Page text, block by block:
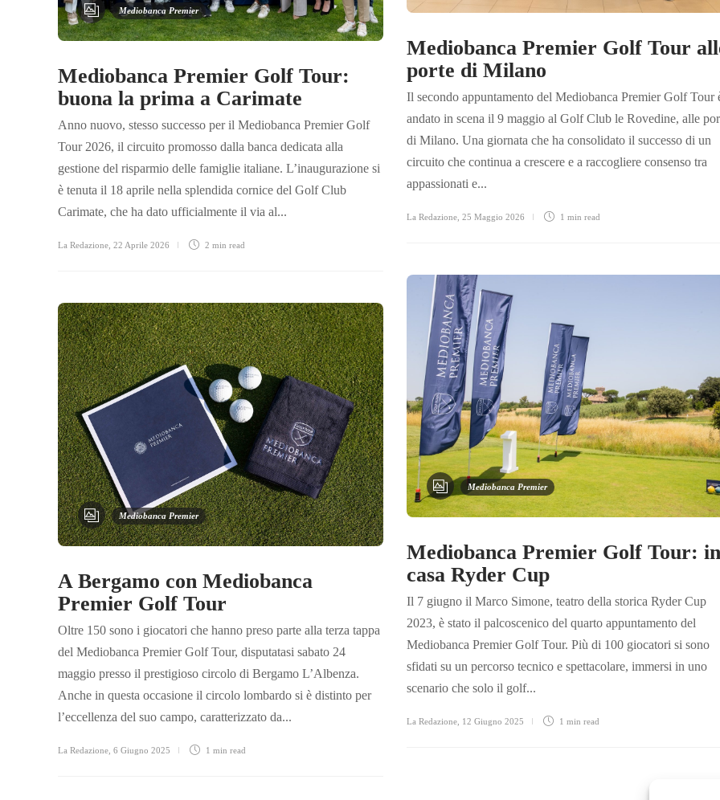
Mediobanca Premier Golf Tour
porte di Milano
Il secondo appuntamento del Mediobanca Premier Golf Tour
andato in scena il 9 maggio al Golf Club le Rovedine, alle
di Milano. Una giornata che ha consolidato il successo di un
circuito che continua a crescere e a raccogliere consenso tra
appassionati e...
La Redazione 25 Maggio 2026 1 min read
Mediobanca Premier
Mediobanca Premier Golf Tour:
buona la prima a Carimate
Anno nuovo, stesso successo per il Mediobanca Premier Golf
Tour 2026, il circuito promosso dalla banca dedicata alla
gestione del risparmio delle famiglie italiane. L’inaugurazione si
è tenuta il 18 aprile nella splendida cornice del Golf Club
Carimate, che ha dato ufficialmente il via al...
La Redazione 22 Aprile 2026 2 min read
Mediobanca Premier
Mediobanca Premier Golf Tour: in
casa Ryder Cup
Il 7 giugno il Marco Simone, teatro della storica Ryder Cup
2023, è stato il palcoscenico del quarto appuntamento del
Mediobanca Premier Golf Tour. Più di 100 giocatori si sono
sfidati su un percorso tecnico e spettacolare, immersi in uno
scenario che solo il golf...
La Redazione, 12 Giugno 2025 1 min read
Mediobanca Premier
A Bergamo con Mediobanca
Premier Golf Tour
Oltre 150 sono i giocatori che hanno preso parte alla terza tappa
del Mediobanca Premier Golf Tour, disputatasi sabato 24
maggio presso il prestigioso circolo di Bergamo L’Albenza.
Anche in questa occasione il circolo lombardo si è distinto per
l’eccellenza del suo campo, caratterizzato da...
La Redazione, 6 Giugno 2025 1 min read